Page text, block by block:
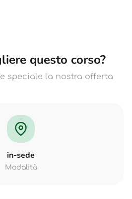
questo corso?
speciale la nostra offerta
in-sede
Modalità